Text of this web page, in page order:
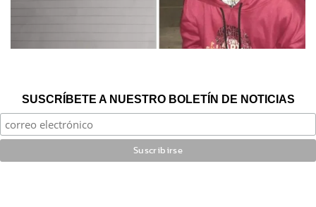
SUSCRÍBETE A NUESTRO BOLETÍN DE NOTICIAS